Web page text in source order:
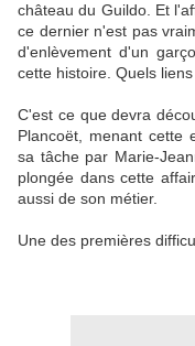
château du Guildo. Et
ce dernier n'est pas
d'enlèvement d'un
cette histoire. Quels
C'est ce que devra
Plancoët, menant cette
sa tâche par Marie-
plongée dans cette
aussi de son métier.
Une des premières